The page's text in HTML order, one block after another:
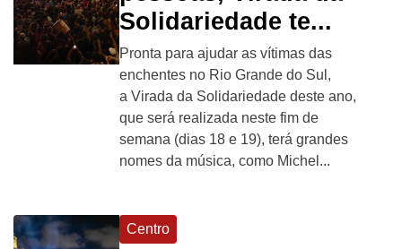
Solidariedade te...
Pronta para ajudar as vítimas das
enchentes no Rio Grande do Sul,
a Virada da Solidariedade deste ano,
que será realizada neste fim de
semana (dias 18 e 19), terá grandes
nomes da música, como Michel...
Centro